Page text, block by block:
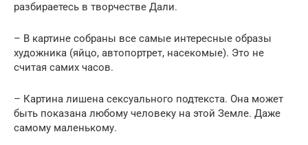
разбираетесь в творчестве Дали.
– В картине собраны все самые интересные образы
художника (яйцо, автопортрет, насекомые). Это не
считая самих часов.
– Картина лишена сексуального подтекста. Она может
быть показана любому человеку на этой Земле. Даже
самому маленькому.